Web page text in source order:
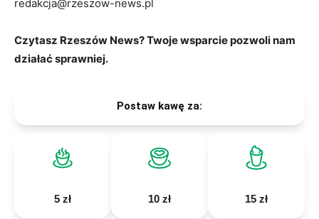
redakcja@rzeszow-news.pl
Czytasz Rzeszów News? Twoje wsparcie pozwoli nam
działać sprawniej.
Postaw kawę za:
5 zł 10 zł 15 zł